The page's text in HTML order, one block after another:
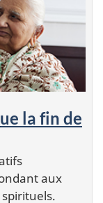
la fin de
aux